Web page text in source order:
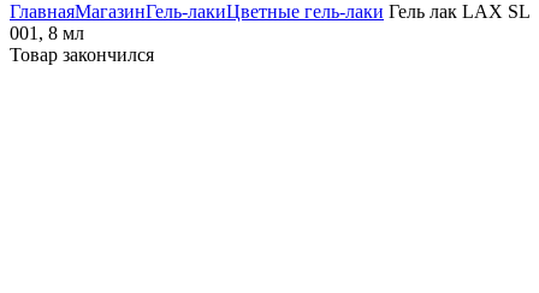
ГлавнаяМагазинГель-лакиЦветные гель-лаки Гель лак LAX SL
001, 8 мл
Товар закончился